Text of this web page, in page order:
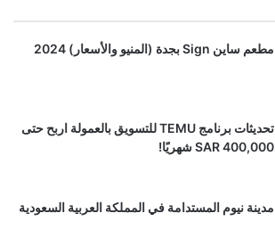
مطعم ساين Sign بجدة (المنيو والأسعار) 2024
تحديثات برنامج TEMU للتسويق بالعمولة اربح حتى
SAR 400,000 شهريًا!
مدينة نيوم المستدامة في المملكة العربية السعودية